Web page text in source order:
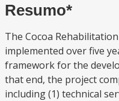
Resumo*
The Cocoa
implemented over five
framework for the
that end, the project
including (1) technical